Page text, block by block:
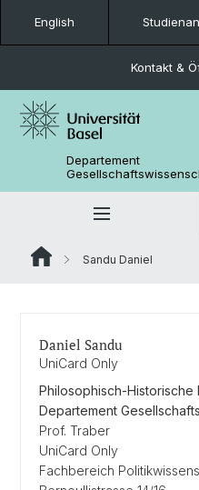
English
Kontakt &
Departement
Sandu Daniel
Daniel Sandu
UniCard Only
Philosophisch-Historische
Departement
Prof. Traber
UniCard Only
Fachbereich